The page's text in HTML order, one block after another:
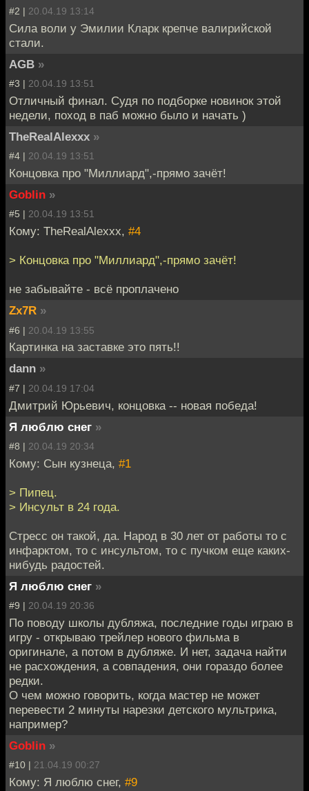
#2 | 20.04.19 13:14
Сила воли у Эмилии Кларк крепче валирийской
стали.
AGB »
#3 | 20.04.19 13:51
Отличный финал. Судя по подборке новинок этой
недели, поход в паб можно было и начать )
TheRealAlexxx »
#4 | 20.04.19 13:51
Концовка про "Миллиард",-прямо зачёт!
Goblin »
#5 | 20.04.19 13:51
Кому: TheRealAlexxx, #4
> Концовка про "Миллиард",-прямо зачёт!
не забывайте - всё проплачено
Zx7R »
#6 | 20.04.19 13:55
Картинка на заставке это пять!!
dann »
#7 | 20.04.19 17:04
Дмитрий Юрьевич, концовка -- новая победа!
Я люблю снег »
#8 | 20.04.19 20:34
Кому: Сын кузнеца, #1
> Пипец.
> Инсульт в 24 года.
Стресс он такой, да. Народ в 30 лет от работы то с
инфарктом, то с инсультом, то с пучком еще каких-
нибудь радостей.
Я люблю снег »
#9 | 20.04.19 20:36
По поводу школы дубляжа, последние годы играю в
игру - открываю трейлер нового фильма в
оригинале, а потом в дубляже. И нет, задача найти
не расхождения, а совпадения, они гораздо более
редки.
О чем можно говорить, когда мастер не может
перевести 2 минуты нарезки детского мультрика,
например?
Goblin »
#10 | 21.04.19 00:27
Кому: Я люблю снег, #9